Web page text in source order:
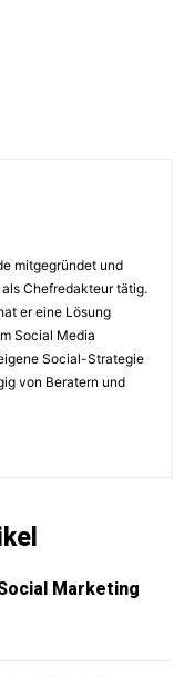
mitgegründet und
Chefredakteur tätig.
er eine Lösung
Social Media
Social-Strategie
von Beratern und
Marketing